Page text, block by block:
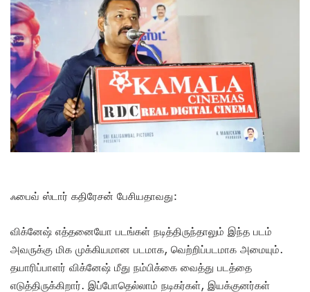
ஃபைவ் ஸ்டார் கதிரேசன் பேசியதாவது:
விக்னேஷ் எத்தனையோ படங்கள் நடித்திருந்தாலும் இந்த படம்
அவருக்கு மிக முக்கியமான படமாக, வெற்றிப்படமாக அமையும்.
தயாரிப்பாளர் விக்னேஷ் மீது நம்பிக்கை வைத்து படத்தை
எடுத்திருக்கிறார். இப்போதெல்லாம் நடிகர்கள், இயக்குனர்கள்